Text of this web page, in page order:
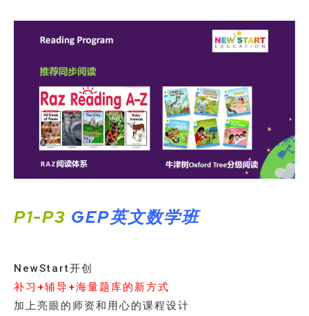
P1-P3 GEP英文数学班
NewStart开创
补习+辅导+海量题库的新方式
加上亮眼的师资和用心的课程设计